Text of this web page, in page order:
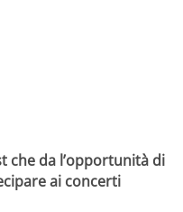
che da l’opportunità di
ai concerti